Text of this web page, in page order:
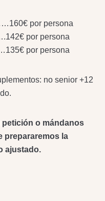
por persona
por persona
por persona
no senior +12
o mándanos
prepararemos la
ajustado.